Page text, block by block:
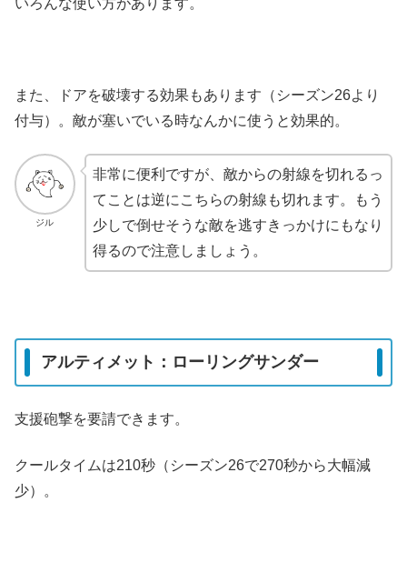
また、ドアを破壊する効果もあります（シーズン26より
付与）。敵が塞いでいる時なんかに使うと効果的。
ジル
非常に便利ですが、敵からの射線を切れるっ
てことは逆にこちらの射線も切れます。もう
少しで倒せそうな敵を逃すきっかけにもなり
得るので注意しましょう。
アルティメット：ローリングサンダー
支援砲撃を要請できます。
クールタイムは210秒（シーズン26で270秒から大幅減
少）。